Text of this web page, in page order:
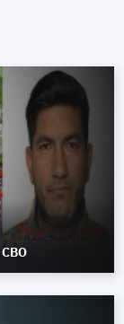
СВО